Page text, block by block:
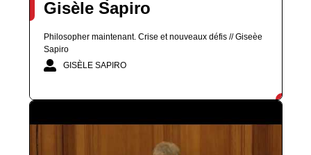
Gisèle Sapiro
Philosopher maintenant. Crise et nouveaux défis // Giseèe
Sapiro
GISÈLE SAPIRO